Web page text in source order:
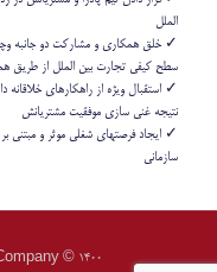
الملل
✓ خلق همکاری و مشارکت دو جانبه وچند
سطح کیفی تجارت بین الملل از طریق
✓ استقبال ویژه از راهکارهای
نتیجه غنی سازی موفقیت مشتریانش
✓ ایجاد فرصتهای شغلی موثر و مبتنی
سازمانی
1400 © Padra Exports Management Company